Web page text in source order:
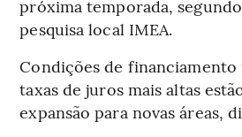
próxima temporada,
pesquisa local IMEA.
Condições de financiamento
taxas de juros mais altas
expansão para novas áreas,